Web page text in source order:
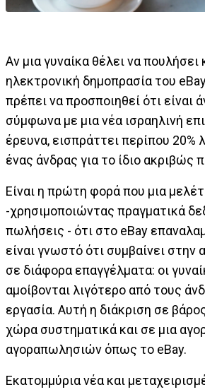
Αν μια γυναίκα θέλει να πουλήσει
ηλεκτρονική δημοπρασία του
πρέπει να προσποιηθεί ότι είναι
σύμφωνα με μια νέα ισραηλινή
έρευνα, εισπράττει περίπου 20%
ένας άνδρας για το ίδιο ακριβώς
Είναι η πρώτη φορά που μια
-χρησιμοποιώντας πραγματικά
πωλήσεις - ότι στο eBay
είναι γνωστό ότι συμβαίνει στην
σε διάφορα επαγγέλματα: οι
αμοίβονται λιγότερο από τους
εργασία. Αυτή η διάκριση σε
χώρα συστηματικά και σε μια
αγοραπωλησιών όπως το eBay.
Εκατομμύρια νέα και